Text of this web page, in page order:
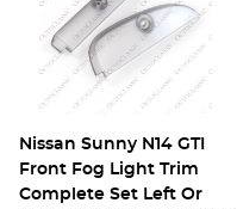
Nissan Sunny N14 GTI
Front Fog Light Trim
Complete Set Left Or